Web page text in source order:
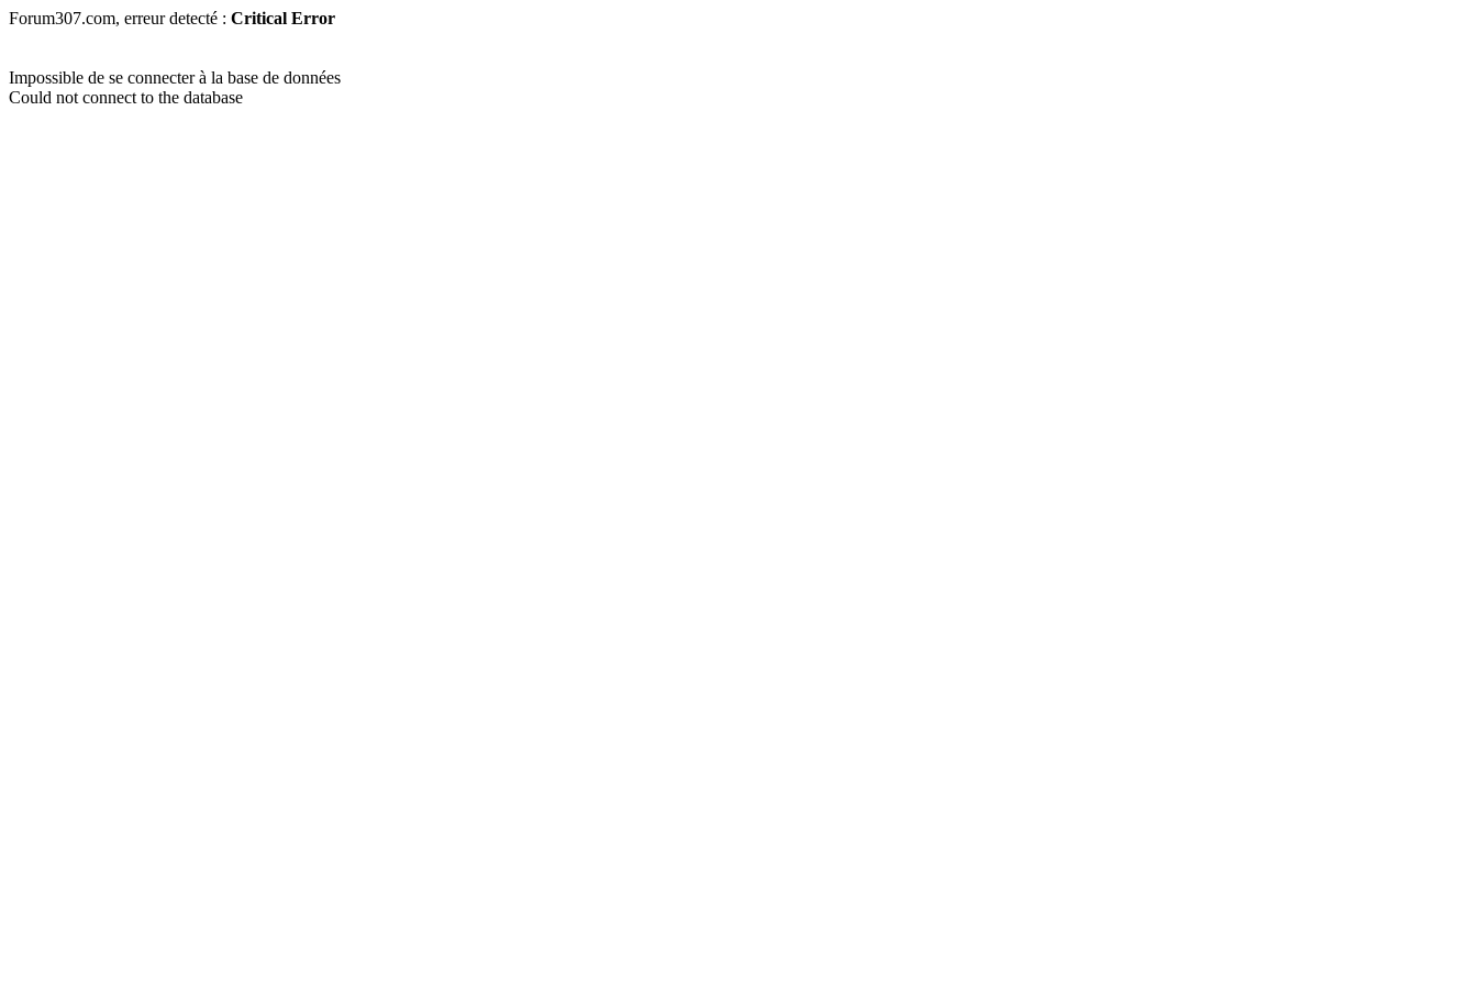
Forum307.com, erreur detecté : Critical Error
Impossible de se connecter à la base de données
Could not connect to the database